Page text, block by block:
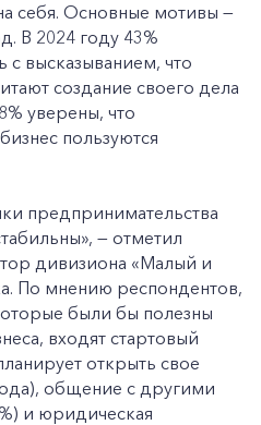
себя. Основные мотивы —
В 2024 году 43%
высказыванием, что
создание своего дела
уверены, что
пользуются
предпринимательства
— отметил
дивизиона «Малый и
По мнению респондентов,
были бы полезны
входят стартовый
открыть свое
общение с другими
и юридическая